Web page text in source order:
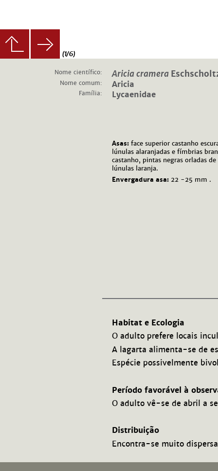
(1/6)
Nome científico: Aricia cramera
Nome comum: Aricia
Família: Lycaenidae
Asas: face superior castanho
lúnulas alaranjadas e fímbrias
castanho, pintas negras orladas
lúnulas laranja.
Envergadura asa: 22 -25 mm .
Habitat e Ecologia
O adulto prefere locais
A lagarta alimenta-se de
Espécie possivelmente
Período favorável à
O adulto vê-se de abril a
Distribuição
Encontra-se muito